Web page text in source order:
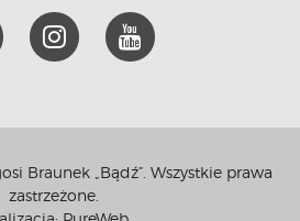
Braunek „Bądź”. Wszystkie prawa
zastrzeżone.